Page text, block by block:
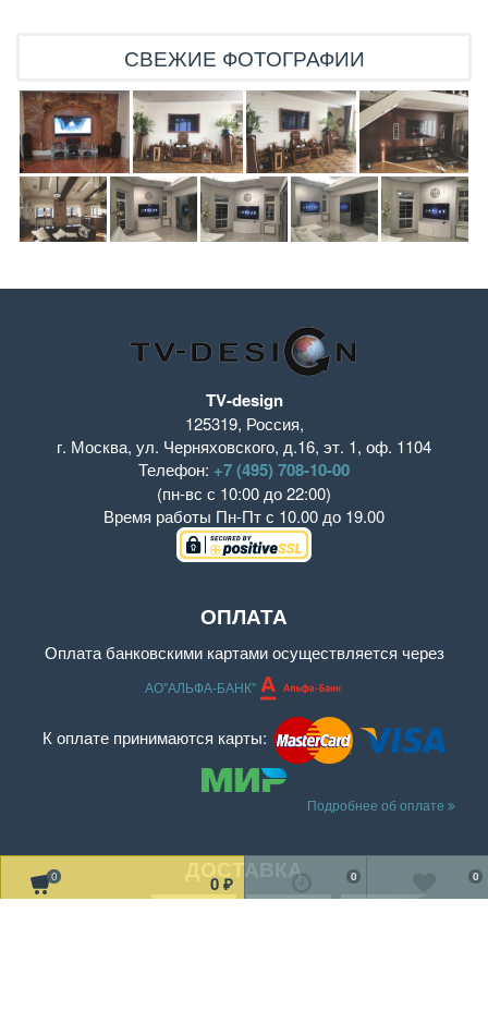
0 0 ₽
0
0
СВЕЖИЕ ФОТОГРАФИИ
TV-design
125319, Россия,
г. Москва, ул. Черняховского, д.16, эт. 1, оф. 1104
Телефон: +7 (495) 708-10-00
(пн-вс с 10:00 до 22:00)
Время работы Пн-Пт с 10.00 до 19.00
ОПЛАТА
Оплата банковскими картами осуществляется через
АО"АЛЬФА-БАНК"
К оплате принимаются карты:
Подробнее об оплате
ДОСТАВКА